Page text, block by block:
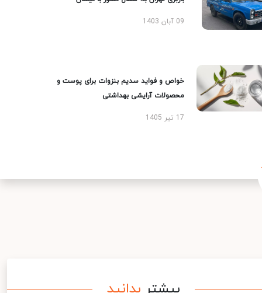
09 آبان 1403
خواص و فواید سدیم بنزوات برای پوست و
محصولات آرایشی بهداشتی
17 تیر 1405